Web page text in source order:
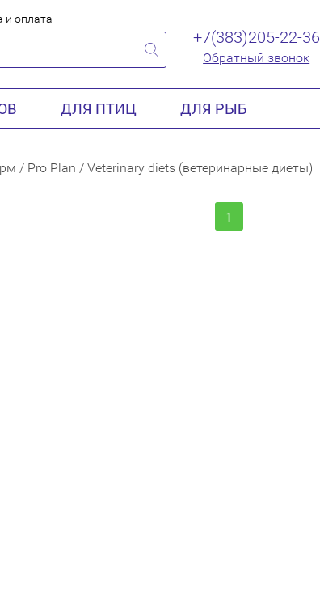
и оплата
+7(383)205-22-36
Обратный звонок
ДЛЯ ПТИЦ ДЛЯ РЫБ
/ Pro Plan / Veterinary diets (ветеринарные диеты)
1